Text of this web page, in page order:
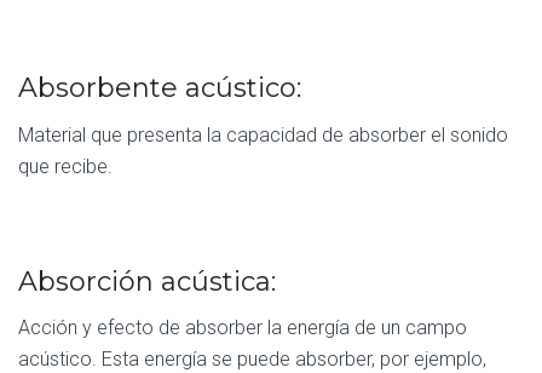
Absorbente acústico:
Material que presenta la capacidad de absorber el sonido
que recibe.
Absorción acústica:
Acción y efecto de absorber la energía de un campo
acústico. Esta energía se puede absorber, por ejemplo,